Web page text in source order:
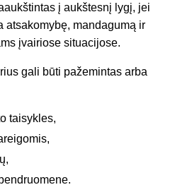
į aukštesnį lygį, jei
atsakomybę, mandagumą ir
įvairiose situacijose.
gali būti pažemintas arba
taisykles,